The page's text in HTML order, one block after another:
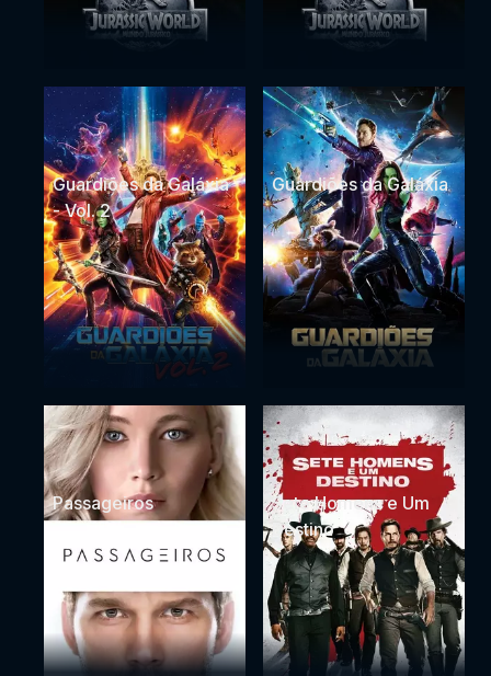
Guardiões da Galáxia
- Vol. 2
Guardiões da Galáxia
Passageiros
Sete Homens e Um
Destino